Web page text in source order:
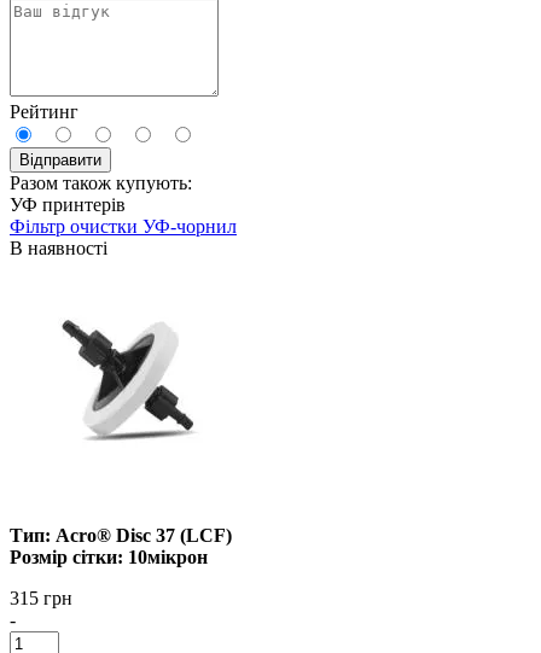
Рейтинг
Відправити
Разом також купують:
УФ принтерів
Фільтр очистки УФ-чорнил
В наявності
Тип: Acro® Disc 37 (LCF)
Розмір сітки: 10мікрон
315 грн
-